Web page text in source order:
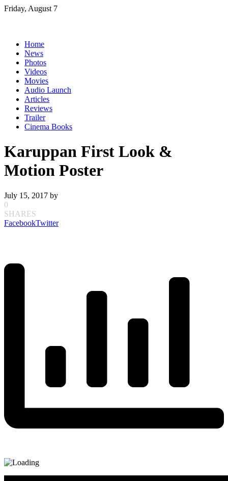
Skip
Friday, August 7
Home
News
Photos
Videos
Movies
Audio Launch
Articles
Reviews
Trailer
Cinema Books
Karuppan First Look &
Motion Poster
July 15, 2017 by
0
SHARES
FacebookTwitter